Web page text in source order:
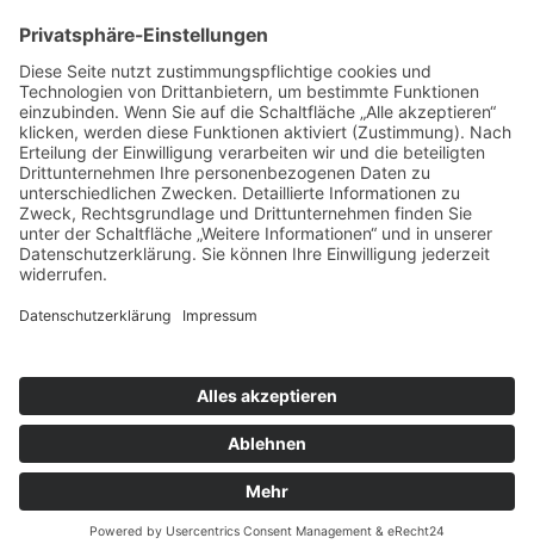
Wir benötigen Ihre Zustimmung, um
den Google Maps-Service zu laden!
Wir verwenden einen Service eines
Drittanbieters, um Karteninhalte einzubetten.
Dieser Service kann Daten zu Ihren Aktivitäten
sammeln. Bitte lesen Sie die Details durch und
stimmen Sie der Nutzung des Service zu, um
diese Karte anzuzeigen.
Usercentrics Consent Management
Platform&eRecht24
© 2026 - AMEX & Zeller Versicherungsmakler GmbH
IMPRESSUM
DATENSCHUTZ
COOKIE-EINSTELLUNGEN